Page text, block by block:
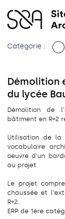
Catégorie :
Démolition
du lycée
Démolition de
bâtiment en R+2
Utilisation de la
vocabulaire
oeuvre d'un
au projet.
Le projet
chaussée et
R+2.
ERP de 1ère